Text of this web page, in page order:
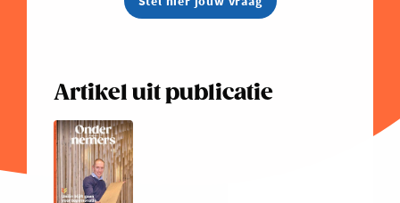
Artikel uit publicatie